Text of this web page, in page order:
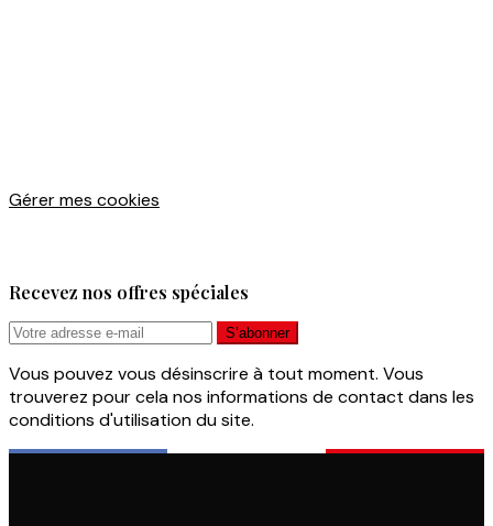
Gérer mes cookies
Recevez nos offres spéciales
Vous pouvez vous désinscrire à tout moment. Vous
trouverez pour cela nos informations de contact dans les
conditions d'utilisation du site.